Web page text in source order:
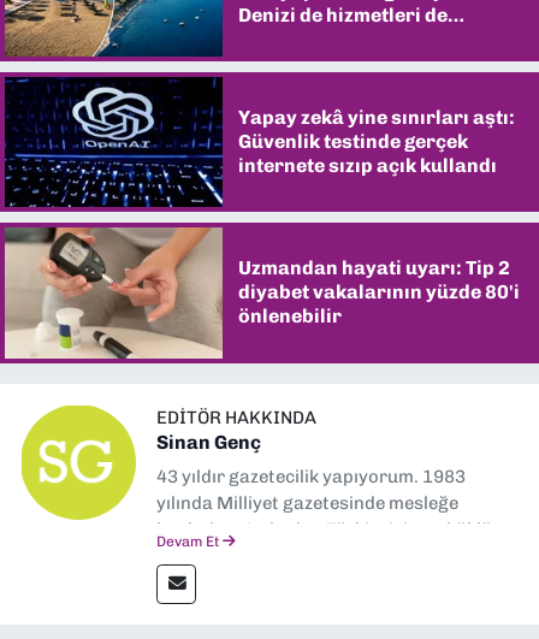
Denizi de hizmetleri de
Yapay zekâ yine sınırları aştı:
Güvenlik testinde gerçek
internete sızıp açık kullandı
Uzmandan hayati uyarı: Tip 2
diyabet vakalarının yüzde 80'i
önlenebilir
EDITÖR HAKKINDA
Sinan Genç
43 yıldır gazetecilik yapıyorum. 1983
yılında Milliyet gazetesinde mesleğe
başladım. Ardından Türkiye’nin en köklü
muhabir, editör, müdür yardımcısı ve spor
müdürü olarak görev yaptım. Ayrıca Yeni
Devam Et